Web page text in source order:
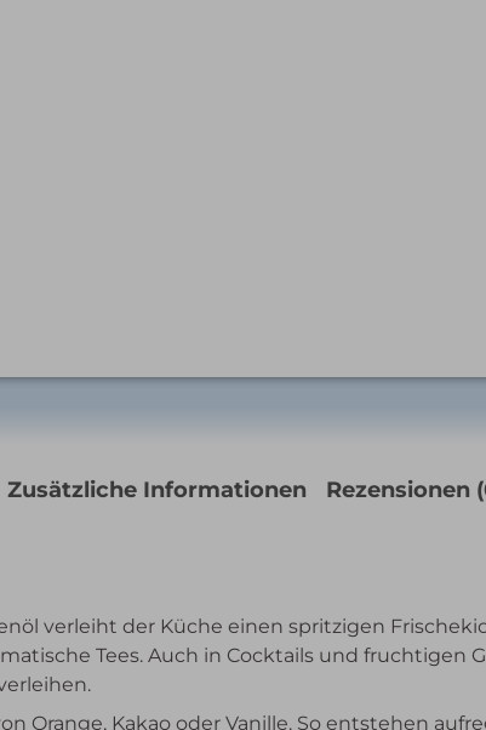
Zusätzliche Informationen Rezensionen
verleiht der Küche einen spritzigen
Tees. Auch in Cocktails und fruchtigen
Orange, Kakao oder Vanille. So entstehen